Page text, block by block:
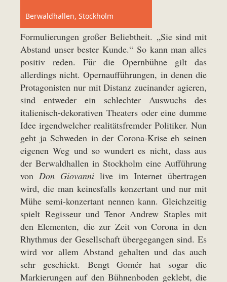
Berwaldhallen, Stockholm
Formulierungen großer Beliebtheit. „Sie sind mit
Abstand unser bester Kunde.“ So kann man alles
positiv reden. Für die Opernbühne gilt das
allerdings nicht. Opernaufführungen, in denen die
Protagonisten nur mit Distanz zueinander agieren,
sind entweder ein schlechter Auswuchs des
italienisch-dekorativen Theaters oder eine dumme
Idee irgendwelcher realitätsfremder Politiker. Nun
geht ja Schweden in der Corona-Krise eh seinen
eigenen Weg und so wundert es nicht, dass aus
der Berwaldhallen in Stockholm eine Aufführung
von Don Giovanni live im Internet übertragen
wird, die man keinesfalls konzertant und nur mit
Mühe semi-konzertant nennen kann. Gleichzeitig
spielt Regisseur und Tenor Andrew Staples mit
den Elementen, die zur Zeit von Corona in den
Rhythmus der Gesellschaft übergegangen sind. Es
wird vor allem Abstand gehalten und das auch
sehr geschickt. Bengt Gomér hat sogar die
Markierungen auf den Bühnenboden geklebt, die